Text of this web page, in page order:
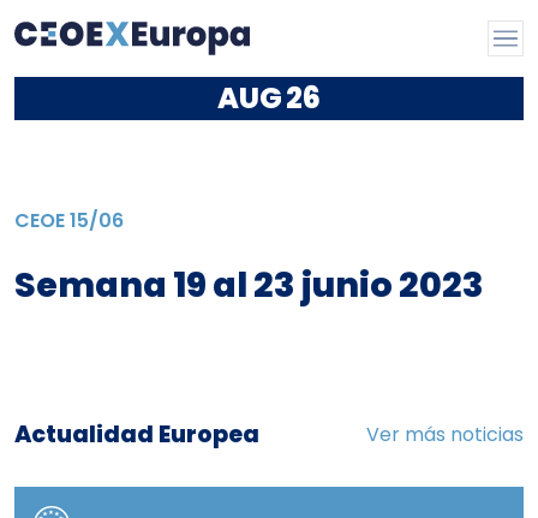
AUG26
CEOE15/06
Semana 19 al 23 junio 2023
Actualidad Europea Ver más noticias